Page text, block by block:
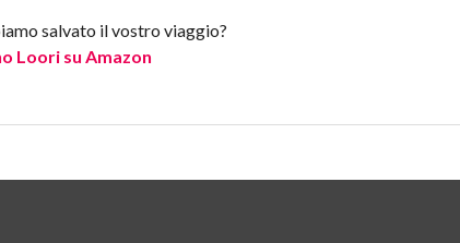
salvato il vostro viaggio?
Loori su Amazon